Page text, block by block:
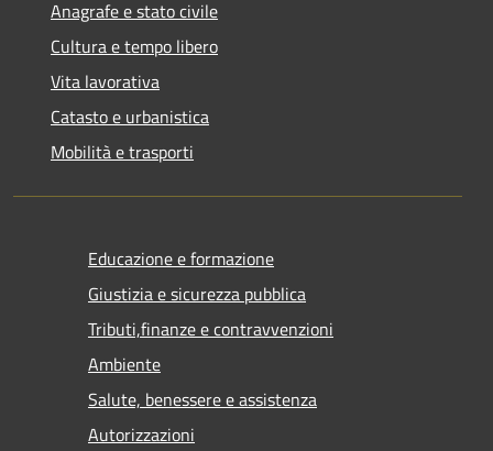
Anagrafe e stato civile
Cultura e tempo libero
Vita lavorativa
Catasto e urbanistica
Mobilità e trasporti
Educazione e formazione
Giustizia e sicurezza pubblica
Tributi,finanze e contravvenzioni
Ambiente
Salute, benessere e assistenza
Autorizzazioni